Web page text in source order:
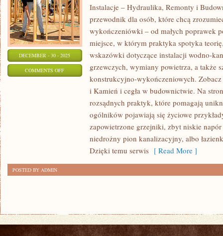
DECEMBER - 30 - 2025
COMMENTS OFFON
OŚWIETLENIE
Instalacje – Hydraulika, Remonty i
przewodnik dla osób, które chcą
wykończeniówki – od małych poprawek
miejsce, w którym praktyka spotyka
wskazówki dotyczące instalacji wodno-
grzewczych, wymiany powietrza, a także
konstrukcyjno-wykończeniowych.
i Kamień i cegła w budownictwie. Na
rozsądnych praktyk, które pomagają
ogólników pojawiają się życiowe
zapowietrzone grzejniki, zbyt niskie napór
niedrożny pion kanalizacyjny, albo
Dzięki temu serwis [ Read More ]
POSTED BY ADMIN